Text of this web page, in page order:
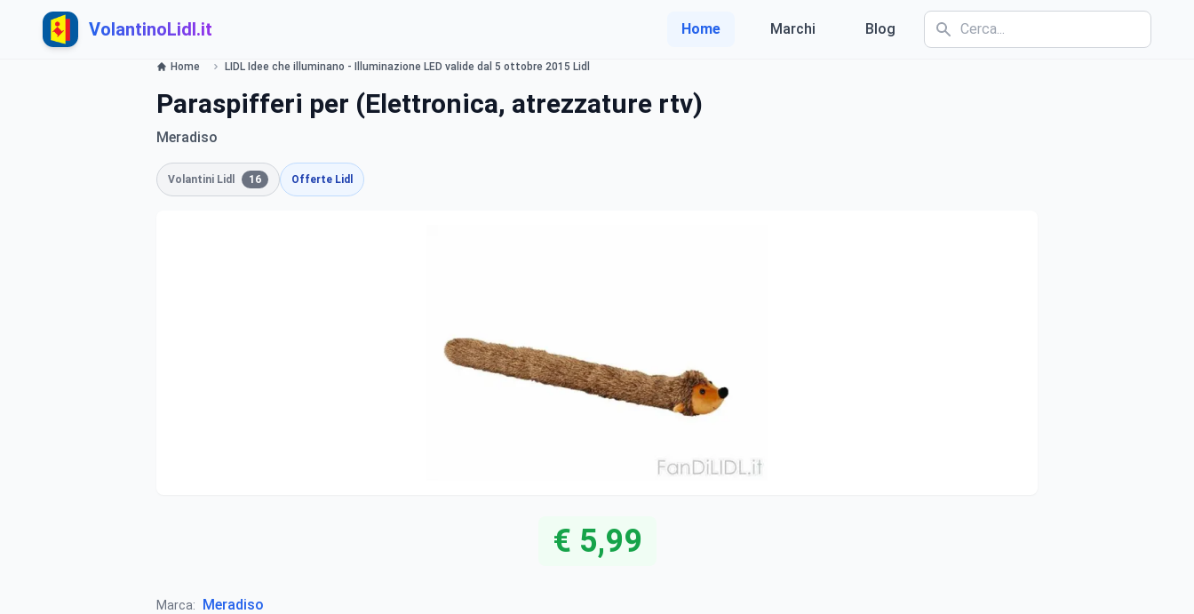
VolantinoLidl.it Home Marchi Blog
Home LIDL Idee che illuminano - Illuminazione LED valide dal 5 ottobre 2015 Lidl
Paraspifferi per (Elettronica, atrezzature rtv)
Meradiso
Volantini Lidl 16 Offerte Lidl
€ 5,99
Marca: Meradiso